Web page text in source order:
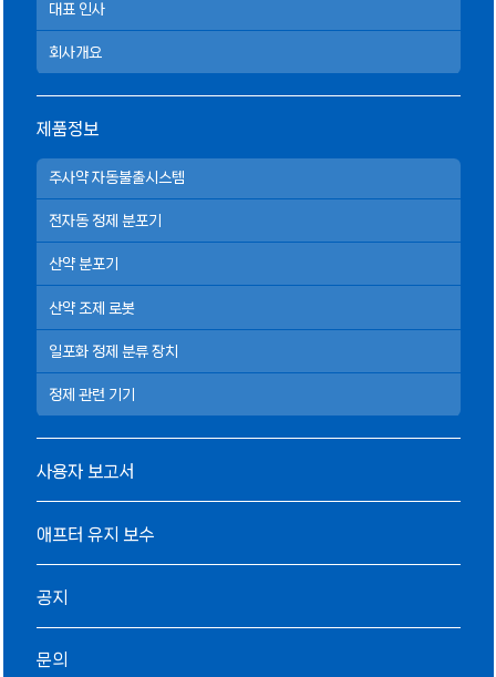
대표 인사
회사개요
제품정보
주사약 자동불출시스템
전자동 정제 분포기
산약 분포기
산약 조제 로봇
일포화 정제 분류 장치
정제 관련 기기
사용자 보고서
애프터 유지 보수
공지
문의